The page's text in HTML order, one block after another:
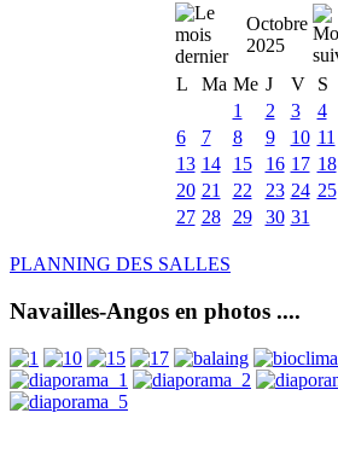
Octobre
2025
L
Ma Me J V S
1
2 3 4
6
7 8 9 10 11
13 14 15 16 17 18
20 21 22 23 24 25
27 28 29 30 31
PLANNING DES SALLES
Navailles-Angos en photos ....